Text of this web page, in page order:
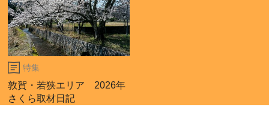
特集
敦賀・若狭エリア 2026年
さくら取材日記